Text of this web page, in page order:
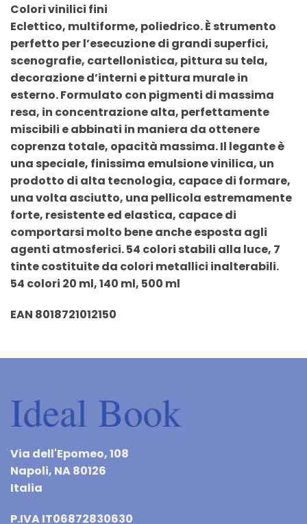
Colori vinilici fini
Eclettico, multiforme, poliedrico. È strumento
perfetto per l’esecuzione di grandi superfici,
scenografie, cartellonistica, pittura su tela,
decorazione d’interni e pittura murale in
esterno. Formulato con pigmenti di massima
resa, in concentrazione alta, perfettamente
miscibili e abbinati in maniera da ottenere
coprenza totale, opacità massima. Il legante è
una speciale, finissima emulsione vinilica, un
prodotto di alta tecnologia, capace di formare,
una volta asciutto, una pellicola estremamente
forte, resistente ed elastica, capace di
comportarsi molto bene anche esposta agli
agenti atmosferici. 54 colori stabili alla luce, 7
tinte costituite da colori metallici inalterabili.
54 colori 20 ml, 140 ml, 500 ml
EAN 8018721012150
Via dell'Epomeo, 108
Napoli, NA 80126
Italia
P.IVA IT06872830630